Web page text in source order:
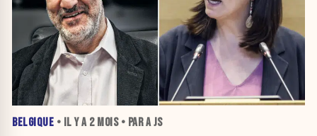
BELGIQUE • IL Y A 2 MOIS• PAR A JS